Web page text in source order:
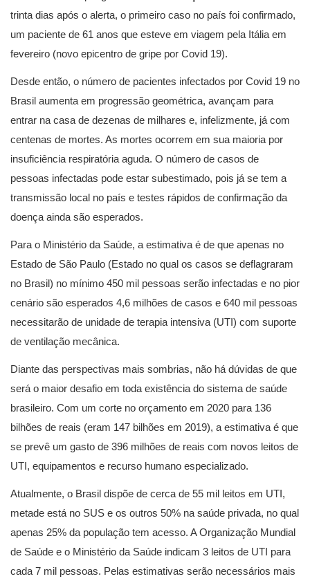
trinta dias após o alerta, o primeiro caso no país foi confirmado,
um paciente de 61 anos que esteve em viagem pela Itália em
fevereiro (novo epicentro de gripe por Covid 19).
Desde então, o número de pacientes infectados por Covid 19 no
Brasil aumenta em progressão geométrica, avançam para
entrar na casa de dezenas de milhares e, infelizmente, já com
centenas de mortes. As mortes ocorrem em sua maioria por
insuficiência respiratória aguda. O número de casos de
pessoas infectadas pode estar subestimado, pois já se tem a
transmissão local no país e testes rápidos de confirmação da
doença ainda são esperados.
Para o Ministério da Saúde, a estimativa é de que apenas no
Estado de São Paulo (Estado no qual os casos se deflagraram
no Brasil) no mínimo 450 mil pessoas serão infectadas e no pior
cenário são esperados 4,6 milhões de casos e 640 mil pessoas
necessitarão de unidade de terapia intensiva (UTI) com suporte
de ventilação mecânica.
Diante das perspectivas mais sombrias, não há dúvidas de que
será o maior desafio em toda existência do sistema de saúde
brasileiro. Com um corte no orçamento em 2020 para 136
bilhões de reais (eram 147 bilhões em 2019), a estimativa é que
se prevê um gasto de 396 milhões de reais com novos leitos de
UTI, equipamentos e recurso humano especializado.
Atualmente, o Brasil dispõe de cerca de 55 mil leitos em UTI,
metade está no SUS e os outros 50% na saúde privada, no qual
apenas 25% da população tem acesso. A Organização Mundial
de Saúde e o Ministério da Saúde indicam 3 leitos de UTI para
cada 7 mil pessoas. Pelas estimativas serão necessários mais